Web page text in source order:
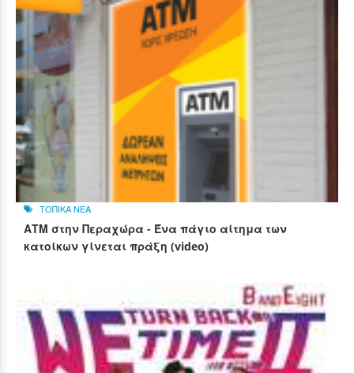
ΤΟΠΙΚΑ ΝΕΑ
ΑΤΜ στην Περαχώρα - Ένα πάγιο αίτημα των
κατοίκων γίνεται πράξη (video)